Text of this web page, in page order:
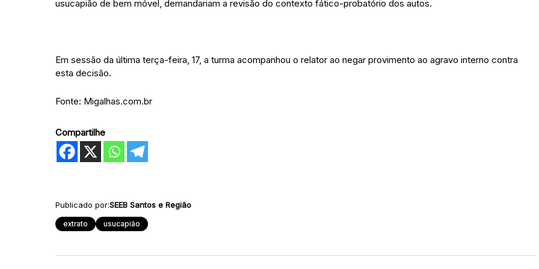
usucapião de bem móvel, demandariam a revisão do contexto fático-probatório dos autos.
Em sessão da última terça-feira, 17, a turma acompanhou o relator ao negar provimento ao agravo interno contra
esta decisão.
Fonte: Migalhas.com.br
Compartilhe
Publicado por:SEEB Santos e Região
extrato usucapião